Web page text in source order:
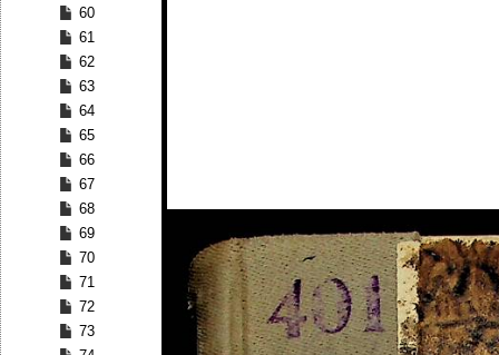
60
61
62
63
64
65
66
67
68
69
70
71
72
73